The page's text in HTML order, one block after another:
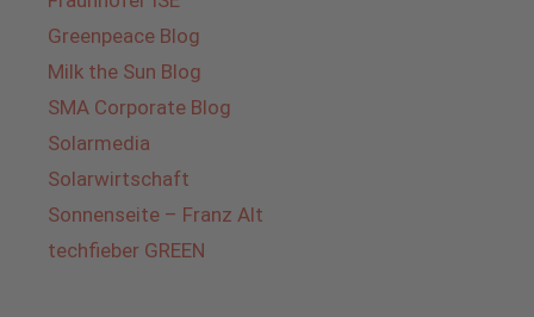
Greenpeace Blog
Milk the Sun Blog
SMA Corporate Blog
Solarmedia
Solarwirtschaft
Sonnenseite – Franz Alt
techfieber GREEN